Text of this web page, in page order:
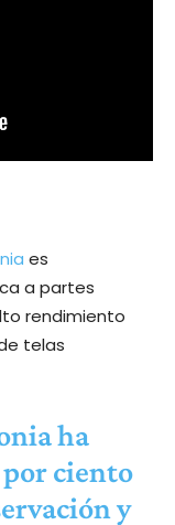
es
a partes
rendimiento
telas
ha
ciento
y